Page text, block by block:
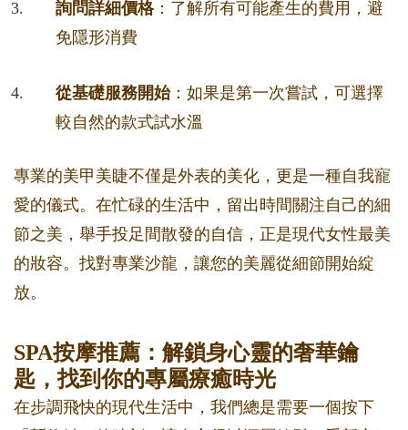
詢問詳細價格：了解所有可能產生的費用，避
免隱形消費
從基礎服務開始：如果是第一次嘗試，可選擇
較自然的款式試水溫
專業的美甲美睫不僅是外表的美化，更是一種自我寵
愛的儀式。在忙碌的生活中，留出時間關注自己的細
節之美，舉手投足間散發的自信，正是現代女性最美
的妝容。找對專業沙龍，讓您的美麗從細節開始綻
放。
SPA按摩推薦：解鎖身心靈的奢華鑰
匙，找到你的專屬療癒時光
在步調飛快的現代生活中，我們總是需要一個按下